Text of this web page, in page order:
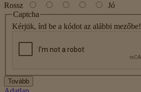
Rossz
Jó
Captcha
Kérjük, írd be a kódot az alábbi mezőbe!
Tovább